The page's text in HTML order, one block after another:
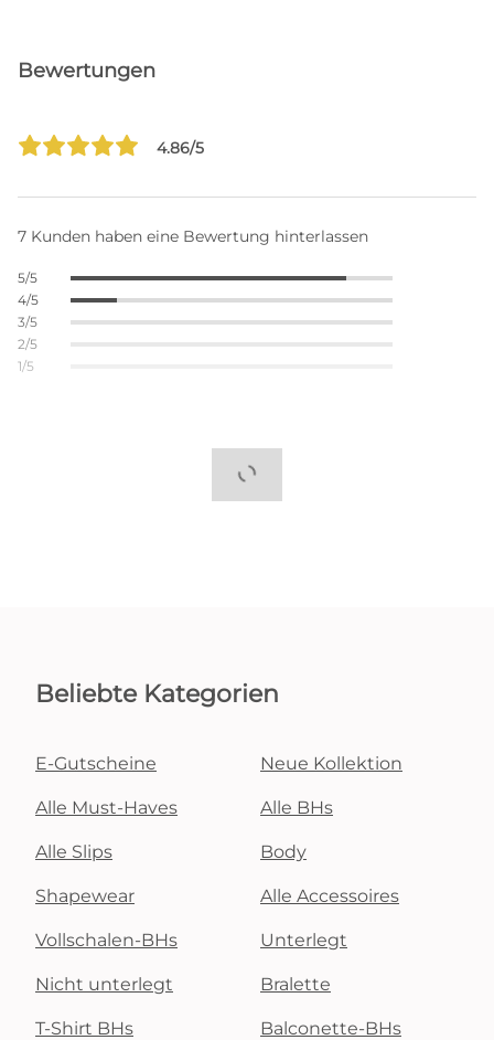
Bewertungen
4.86/5
7 Kunden haben eine Bewertung hinterlassen
5/5
4/5
3/5
2/5
1/5
Beliebte Kategorien
E-Gutscheine Neue Kollektion
Alle Must-Haves Alle BHs
Alle Slips Body
Shapewear Alle Accessoires
Vollschalen-BHs Unterlegt
Nicht unterlegt Bralette
T-Shirt BHs Balconette-BHs